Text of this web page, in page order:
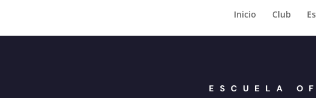
Inicio Club
ESCUELA